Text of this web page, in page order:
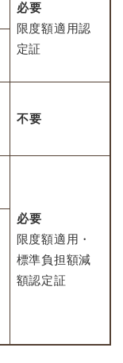
必要
限度額適用認
定証
不要
必要
限度額適用・
標準負担額減
額認定証